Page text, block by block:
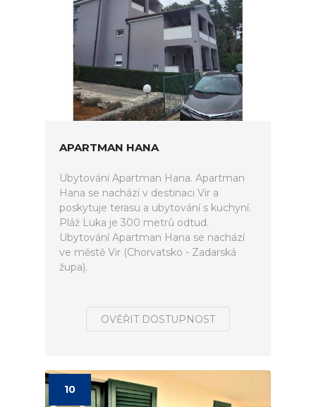
APARTMAN HANA
Ubytování Apartman Hana. Apartman
Hana se nachází v destinaci Vir a
poskytuje terasu a ubytování s kuchyní.
Pláž Luka je 300 metrů odtud.
Ubytování Apartman Hana se nachází
ve městě Vir (Chorvatsko - Zadarská
župa).
OVĚŘIT DOSTUPNOST
10